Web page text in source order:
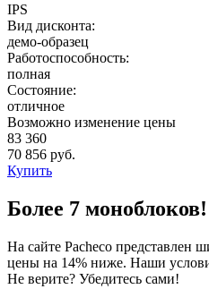
IPS
Вид дисконта:
демо-образец
Работоспособность:
полная
Состояние:
отличное
Возможно изменение цены
83 360
70 856 руб.
Купить
Более 7 моноблоков!
На сайте Pacheco представлен
цены на 14% ниже. Наши
Не верите? Убедитесь сами!